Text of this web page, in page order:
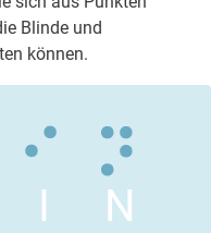
Blinde und
können.
I N